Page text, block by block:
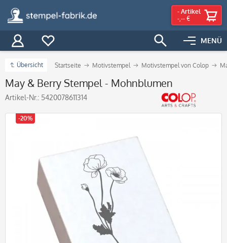
MENÜ
- Artikel
-,-- €
Übersicht Startseite Motivstempel Motivstempel von Colop
May & Berry Stempel - Mohnblumen
Artikel-Nr.: 5420078611314
-20%